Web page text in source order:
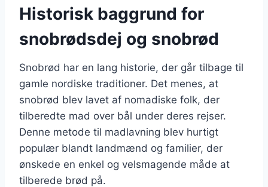
Historisk baggrund for
snobrødsdej og snobrød
Snobrød har en lang historie, der går tilbage til
gamle nordiske traditioner. Det menes, at
snobrød blev lavet af nomadiske folk, der
tilberedte mad over bål under deres rejser.
Denne metode til madlavning blev hurtigt
populær blandt landmænd og familier, der
ønskede en enkel og velsmagende måde at
tilberede brød på.